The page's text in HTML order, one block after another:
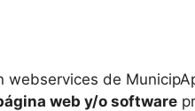
webservices de
web y/o software